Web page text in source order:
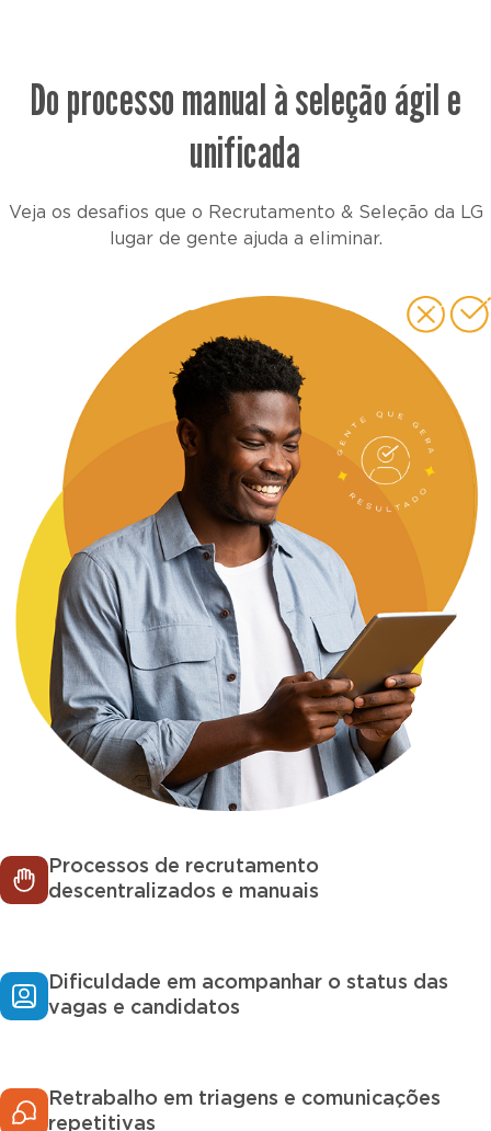
Do processo manual à seleção ágil e
unificada
Veja os desafios que o Recrutamento & Seleção da LG
lugar de gente ajuda a eliminar.
Processos de recrutamento
descentralizados e manuais
Dificuldade em acompanhar o status das
vagas e candidatos
Retrabalho em triagens e comunicações
repetitivas